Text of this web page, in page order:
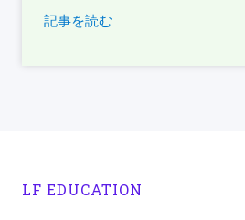
記事を読む
LF EDUCATION